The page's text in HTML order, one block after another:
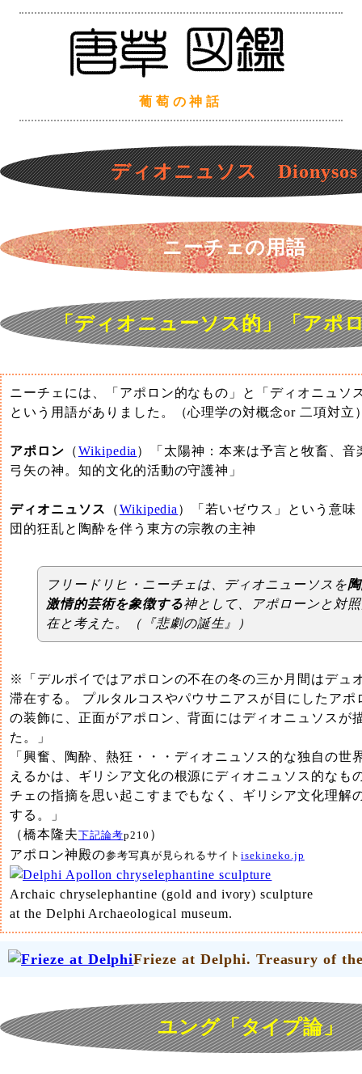
葡萄の神話
ディオニュソス Dionysos
ニーチェの用語
「ディオニューソス的」「アポ
ニーチェには、「アポロン的なもの」と「ディオニュソ
という用語がありました。（心理学の対概念or 二項対立
アポロン （Wikipedia ）「太陽神：本来は予言と牧畜、音
弓矢の神。知的文化的活動の守護神」
ディオニュソス （Wikipedia ）「若いゼウス」という意味
団的狂乱と陶酔を伴う東方の宗教の主神
フリードリヒ・ニーチェは、ディオニューソスを
激情的芸術を象徴する神として、アポローンと対
在と考えた。（『悲劇の誕生』）
※「デルポイではアポロンの不在の冬の三か月間はデュ
滞在する。 プルタルコスやパウサニアスが目にしたアポ
の装飾に、正面がアポロン、背面にはディオニュソスが
た。」
「興奮、陶酔、熱狂・・・ディオニュソス的な独自の世
えるかは、ギリシア文化の根源にディオニュソス的なも
チェの指摘を思い起こすまでもなく、ギリシア文化理解
する。」
（橋本隆夫 下記論考p210 ）
アポロン神殿の参考写真が見られるサイトisekineko.jp
Archaic chryselephantine (gold and ivory) sculpture
at the Delphi Archaeological museum.
Frieze at Delphi. Treasury of
ユング「タイプ論」